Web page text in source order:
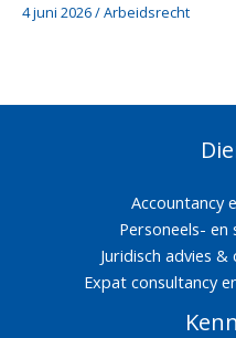
4 juni 2026/Arbeidsrecht
Accountancy
Personeels-
Juridisch advies
Expat consultancy